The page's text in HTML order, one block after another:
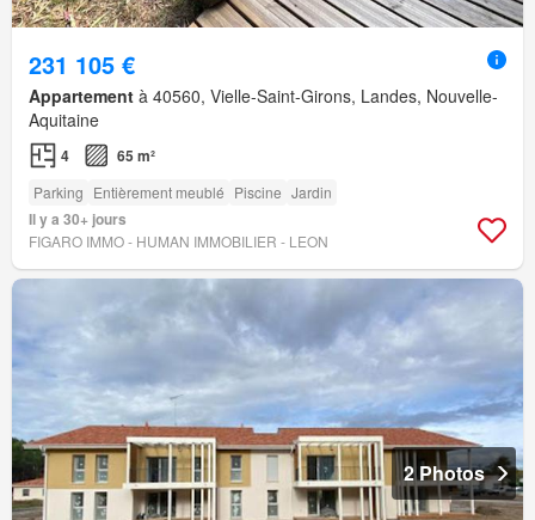
231 105 €
Appartement à 40560, Vielle-Saint-Girons, Landes, Nouvelle-
Aquitaine
4 65 m²
Parking Entièrement meublé Piscine Jardin
Il y a 30+ jours
FIGARO IMMO - HUMAN IMMOBILIER - LEON
2 Photos